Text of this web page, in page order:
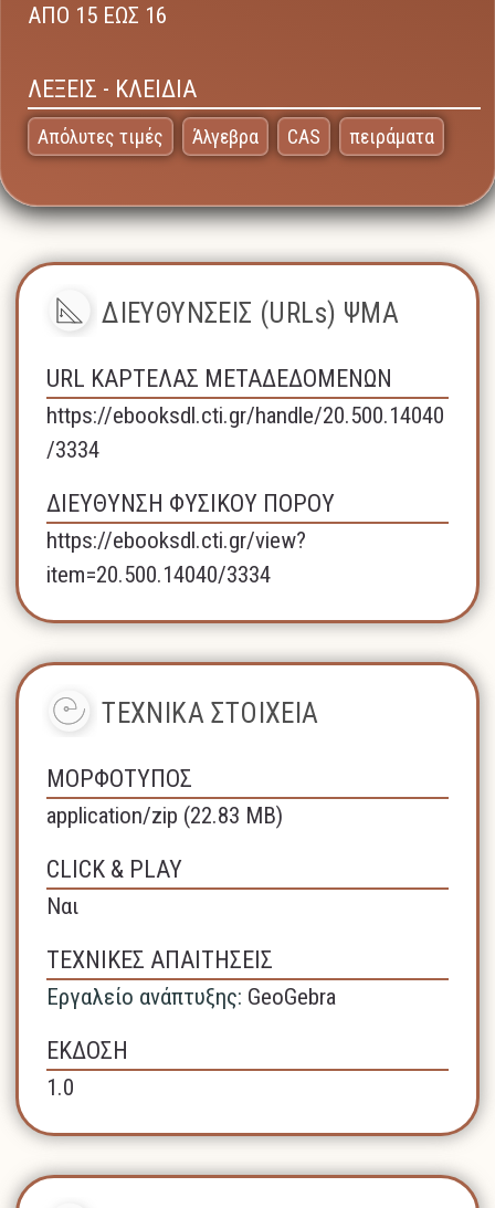
ΑΠΟ 15 ΕΩΣ 16
ΛΕΞΕΙΣ - ΚΛΕΙΔΙΑ
Απόλυτες τιμές Άλγεβρα CAS πειράματα
ΔΙΕΥΘΥΝΣΕΙΣ (URLs) ΨΜΑ
URL ΚΑΡΤΕΛΑΣ ΜΕΤΑΔΕΔΟΜΕΝΩΝ
https://ebooksdl.cti.gr/handle/20.500.14040
/3334
ΔΙΕΥΘΥΝΣΗ ΦΥΣΙΚΟΥ ΠΟΡΟΥ
https://ebooksdl.cti.gr/view?
item=20.500.14040/3334
ΤΕΧΝΙΚΑ ΣΤΟΙΧΕΙΑ
ΜΟΡΦΟΤΥΠΟΣ
application/zip (22.83 MB)
CLICK & PLAY
Ναι
ΤΕΧΝΙΚΕΣ ΑΠΑΙΤΗΣΕΙΣ
Εργαλείο ανάπτυξης: GeoGebra
ΕΚΔΟΣΗ
1.0